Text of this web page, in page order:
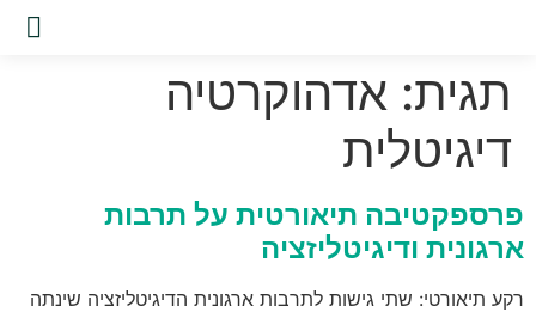
תגית: אדהוקרטיה
דיגיטלית
פרספקטיבה תיאורטית על תרבות
ארגונית ודיגיטליזציה
רקע תיאורטי: שתי גישות לתרבות ארגונית הדיגיטליזציה שינתה